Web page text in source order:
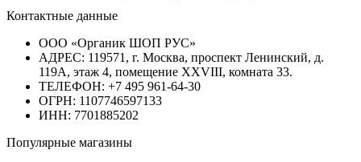
Контактные данные
ООО «Органик ШОП РУС»
АДРЕС: 119571, г. Москва, проспект Ленинский, д.
119А, этаж 4, помещение XXVIII, комната 33.
ТЕЛЕФОН: +7 495 961-64-30
ОГРН: 1107746597133
ИНН: 7701885202
Популярные магазины